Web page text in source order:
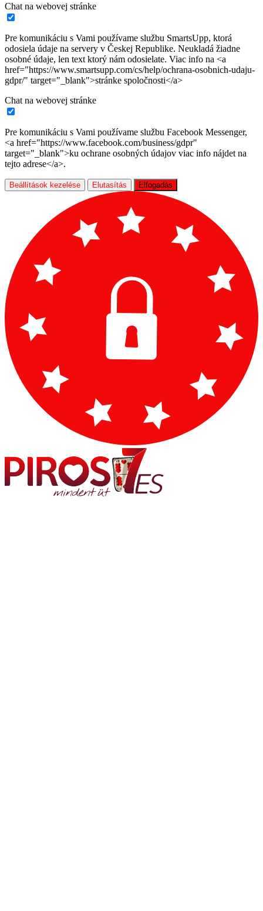
Chat na webovej stránke
Pre komunikáciu s Vami používame službu SmartsUpp, ktorá
odosiela údaje na servery v Českej Republike. Neukladá žiadne
osobné údaje, len text ktorý nám odosielate. Viac info na <a
href="https://www.smartsupp.com/cs/help/ochrana-osobnich-udaju-
gdpr/" target="_blank">stránke spoločnosti</a>
Chat na webovej stránke
Pre komunikáciu s Vami používame službu Facebook Messenger,
<a href="https://www.facebook.com/business/gdpr"
target="_blank">ku ochrane osobných údajov viac info nájdet na
tejto adrese</a>.
Beállítások kezelése Elutasítás Elfogadás